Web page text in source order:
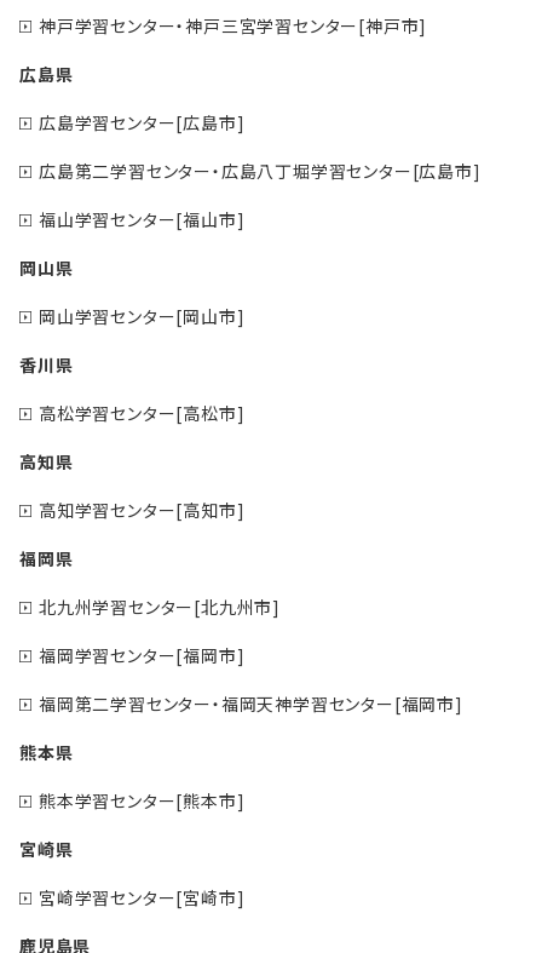
神戸学習センター・神戸三宮学習センター[神戸市]
広島県
広島学習センター[広島市]
広島第二学習センター・広島八丁堀学習センター[広島市]
福山学習センター[福山市]
岡山県
岡山学習センター[岡山市]
香川県
高松学習センター[高松市]
高知県
高知学習センター[高知市]
福岡県
北九州学習センター[北九州市]
福岡学習センター[福岡市]
福岡第二学習センター・福岡天神学習センター[福岡市]
熊本県
熊本学習センター[熊本市]
宮崎県
宮崎学習センター[宮崎市]
鹿児島県